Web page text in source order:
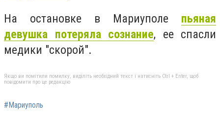
На остановке в Мариуполе пьяная
девушка потеряла сознание, ее спасли
медики "скорой".
Якщо ви помітили помилку, виділіть необхідний текст і натисніть Ctrl + Enter, щоб
повідомити про це редакцію
#Мариуполь